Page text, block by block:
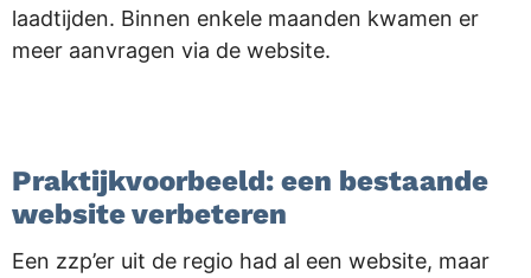
laadtijden. Binnen enkele maanden kwamen er
meer aanvragen via de website.
Praktijkvoorbeeld: een bestaande
website verbeteren
Een zzp’er uit de regio had al een website, maar